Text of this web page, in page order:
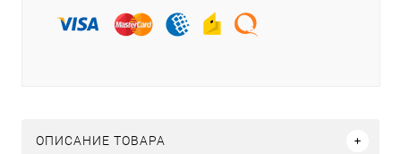
ОПИСАНИЕ ТОВАРА